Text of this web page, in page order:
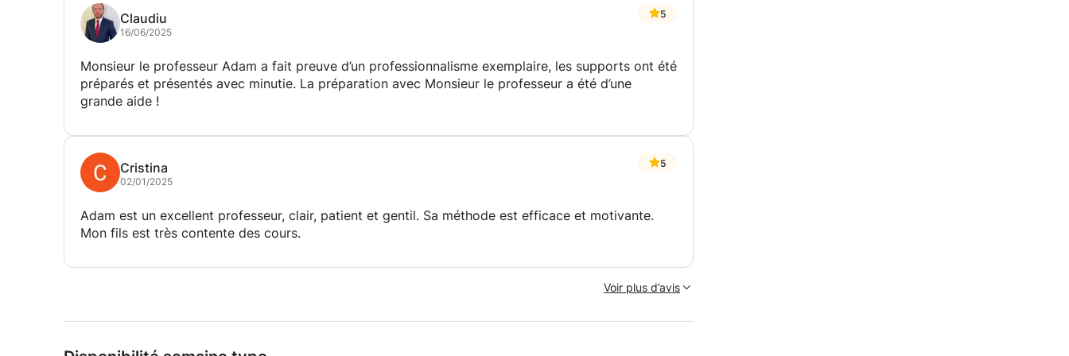
Claudiu
16/06/2025
5
Monsieur le professeur Adam a fait preuve d’un professionnalisme exemplaire, les supports ont été
préparés et présentés avec minutie. La préparation avec Monsieur le professeur a été d’une
grande aide !
Cristina
02/01/2025
5
Adam est un excellent professeur, clair, patient et gentil. Sa méthode est efficace et motivante.
Mon fils est très contente des cours.
Voir plus d’avis